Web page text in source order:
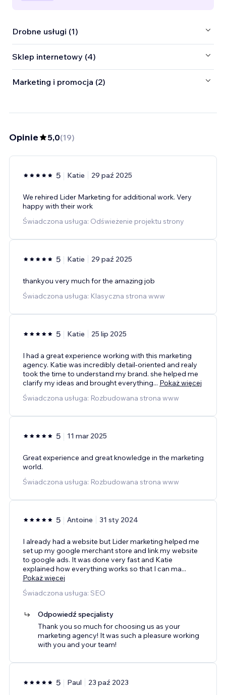
Drobne usługi (1)
Sklep internetowy (4)
Marketing i promocja (2)
Opinie 5,0(19)
5 Katie 29 paź 2025
We rehired Lider Marketing for additional work. Very
happy with their work
Świadczona usługa: Odświeżenie projektu strony
5 Katie 29 paź 2025
thankyou very much for the amazing job
Świadczona usługa: Klasyczna strona www
5 Katie 25 lip 2025
I had a great experience working with this marketing
agency. Katie was incredibly detail-oriented and realy
took the time to understand my brand. she helped me
clarify my ideas and brought everything... Pokaż więcej
Świadczona usługa: Rozbudowana strona www
5 11 mar 2025
Great experience and great knowledge in the marketing
world.
Świadczona usługa: Rozbudowana strona www
5 Antoine 31 sty 2024
I already had a website but Lider marketing helped me
set up my google merchant store and link my website
to google ads. It was done very fast and Katie
explained how everything works so that I can ma...
Pokaż więcej
Świadczona usługa: SEO
Odpowiedź specjalisty
Thank you so much for choosing us as your
marketing agency! It was such a pleasure working
with you and your team!
5 Paul 23 paź 2023